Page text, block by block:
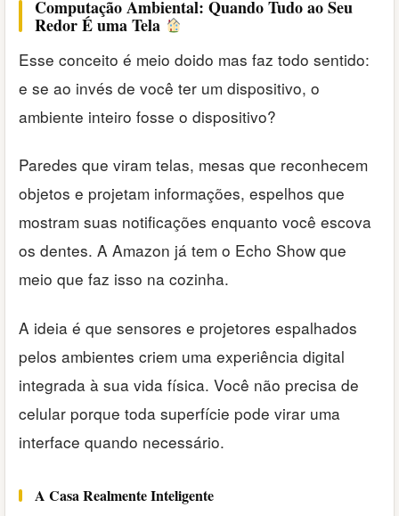
Computação Ambiental: Quando Tudo ao Seu
Redor É uma Tela
Esse conceito é meio doido mas faz todo sentido:
e se ao invés de você ter um dispositivo, o
ambiente inteiro fosse o dispositivo?
Paredes que viram telas, mesas que reconhecem
objetos e projetam informações, espelhos que
mostram suas notificações enquanto você escova
os dentes. A Amazon já tem o Echo Show que
meio que faz isso na cozinha.
A ideia é que sensores e projetores espalhados
pelos ambientes criem uma experiência digital
integrada à sua vida física. Você não precisa de
celular porque toda superfície pode virar uma
interface quando necessário.
A Casa Realmente Inteligente